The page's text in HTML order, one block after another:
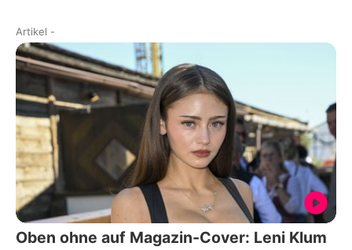
Artikel -
Oben ohne auf Magazin-Cover: Leni Klum